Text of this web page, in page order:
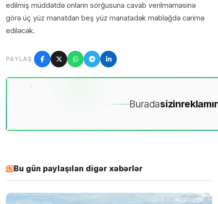
edilmiş müddətdə onların sorğusuna cavab verilməməsinə
görə üç yüz manatdan beş yüz manatadək məbləğdə cərimə
ediləcək.
PAYLAŞ
Buradasizin
Bu gün paylaşılan digər xəbərlər